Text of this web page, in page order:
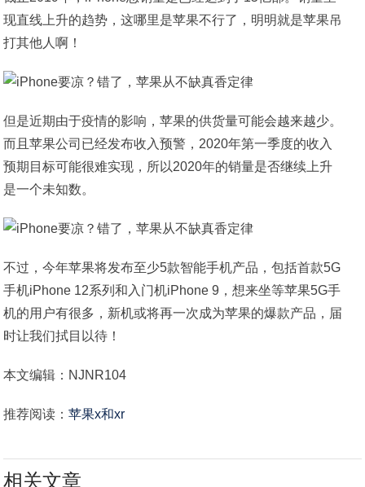
现直线上升的趋势，这哪里是苹果不行了，明明就是苹果吊
打其他人啊！
但是近期由于疫情的影响，苹果的供货量可能会越来越少。
而且苹果公司已经发布收入预警，2020年第一季度的收入
预期目标可能很难实现，所以2020年的销量是否继续上升
是一个未知数。
不过，今年苹果将发布至少5款智能手机产品，包括首款5G
手机iPhone 12系列和入门机iPhone 9，想来坐等苹果5G手
机的用户有很多，新机或将再一次成为苹果的爆款产品，届
时让我们拭目以待！
本文编辑：NJNR104
推荐阅读：苹果x和xr
相关文章